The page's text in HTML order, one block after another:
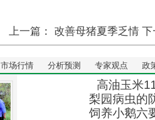
上一篇： 改善母猪夏季乏情
市场行情 分析预测 专家观点 政
高油玉米
梨园病虫的
饲养小鹅六